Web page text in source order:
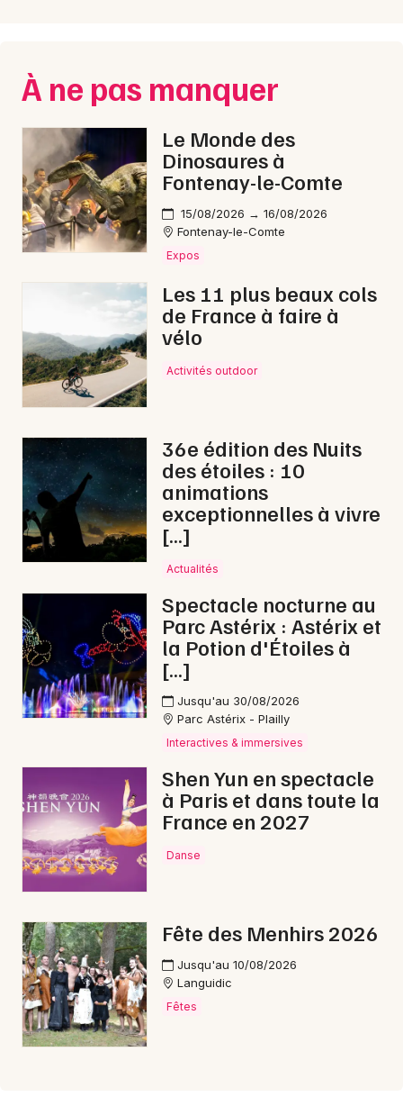
À ne pas manquer
Le Monde des
Dinosaures à
Fontenay-le-Comte
15/08/2026 → 16/08/2026
Fontenay-le-Comte
Expos
Les 11 plus beaux cols
de France à faire à
vélo
Activités outdoor
36e édition des Nuits
des étoiles : 10
animations
exceptionnelles à vivre
[…]
Actualités
Spectacle nocturne au
Parc Astérix : Astérix et
la Potion d'Étoiles à
[…]
Jusqu'au 30/08/2026
Parc Astérix - Plailly
Interactives & immersives
Shen Yun en spectacle
à Paris et dans toute la
France en 2027
Danse
Fête des Menhirs 2026
Jusqu'au 10/08/2026
Languidic
Fêtes